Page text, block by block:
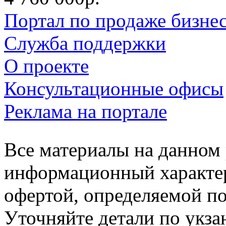
Портал по продаже
Служба поддержки
О проекте
Консультационные офисы
Реклама на портале
Все материалы на данном
информационный
офертой, определяемой
Уточняйте детали по